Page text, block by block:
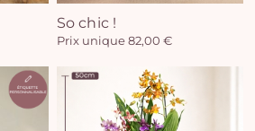
So chic !
Prix unique 82,00 €